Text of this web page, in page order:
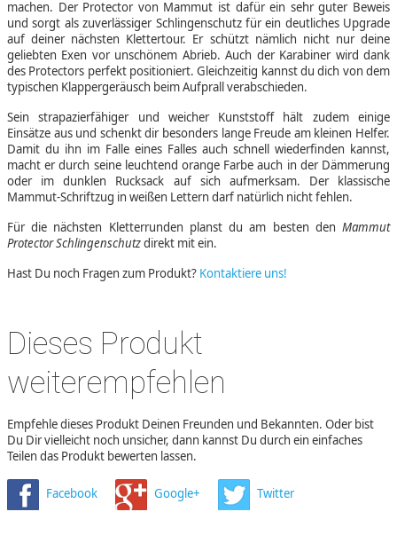
machen. Der Protector von Mammut ist dafür ein sehr guter Beweis
und sorgt als zuverlässiger Schlingenschutz für ein deutliches Upgrade
auf deiner nächsten Klettertour. Er schützt nämlich nicht nur deine
geliebten Exen vor unschönem Abrieb. Auch der Karabiner wird dank
des Protectors perfekt positioniert. Gleichzeitig kannst du dich von dem
typischen Klappergeräusch beim Aufprall verabschieden.
Sein strapazierfähiger und weicher Kunststoff hält zudem einige
Einsätze aus und schenkt dir besonders lange Freude am kleinen Helfer.
Damit du ihn im Falle eines Falles auch schnell wiederfinden kannst,
macht er durch seine leuchtend orange Farbe auch in der Dämmerung
oder im dunklen Rucksack auf sich aufmerksam. Der klassische
Mammut-Schriftzug in weißen Lettern darf natürlich nicht fehlen.
Für die nächsten Kletterrunden planst du am besten den Mammut
Protector Schlingenschutzdirekt mit ein.
Hast Du noch Fragen zum Produkt? Kontaktiere uns!
Dieses Produkt
weiterempfehlen
Empfehle dieses Produkt Deinen Freunden und Bekannten. Oder bist
Du Dir vielleicht noch unsicher, dann kannst Du durch ein einfaches
Teilen das Produkt bewerten lassen.
Facebook Google+ Twitter